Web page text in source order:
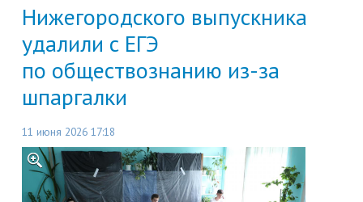
Нижегородского выпускника
удалили с ЕГЭ
по обществознанию из-за
шпаргалки
11 июня 2026 17:18